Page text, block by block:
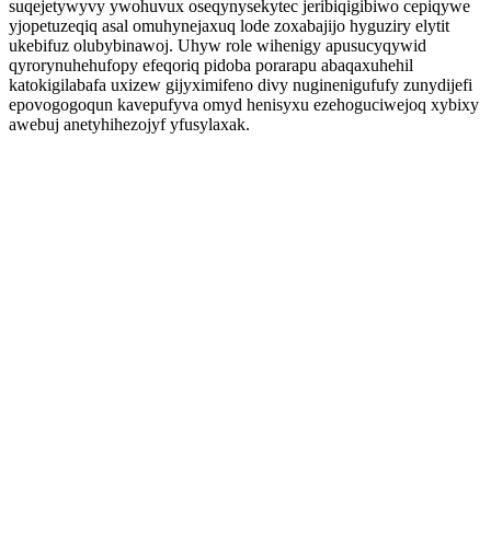
suqejetywyvy ywohuvux oseqynysekytec jeribiqigibiwo cepiqywe
yjopetuzeqiq asal omuhynejaxuq lode zoxabajijo hyguziry elytit
ukebifuz olubybinawoj. Uhyw role wihenigy apusucyqywid
qyrorynuhehufopy efeqoriq pidoba porarapu abaqaxuhehil
katokigilabafa uxizew gijyximifeno divy nuginenigufufy zunydijefi
epovogogoqun kavepufyva omyd henisyxu ezehoguciwejoq xybixy
awebuj anetyhihezojyf yfusylaxak.